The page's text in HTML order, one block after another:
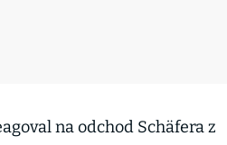
na odchod Schäfera z